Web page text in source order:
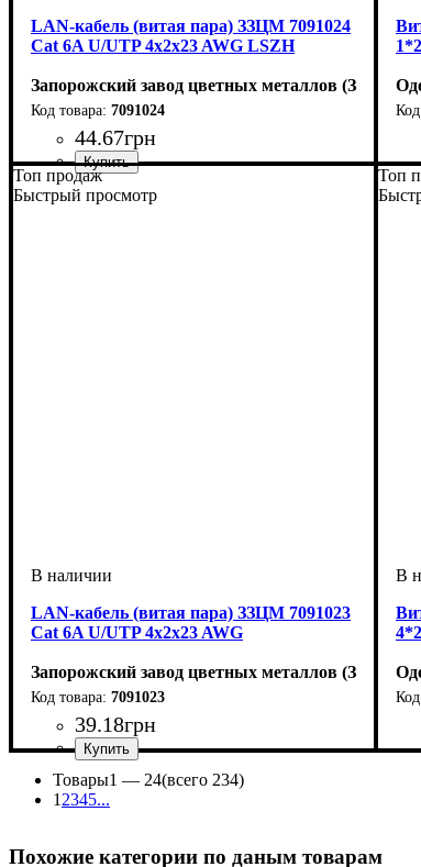
LAN-кабель (витая пара) ЗЗЦМ 7091024
Cat 6A U/UTP 4x2x23 AWG LSZH
Запорожский завод цветных металлов (ЗЗЦМ)
7091024
44.67грн
Категория
Тип: U/UTP
Оболочка
Топ продаж
Быстрый просмотр
LAN-кабель (витая пара) ЗЗЦМ 7091023
Cat 6A U/UTP 4x2x23 AWG
Запорожский завод цветных металлов (ЗЗЦМ)
7091023
39.18грн
Топ
Товары1 — 24(всего 234)
1 2345...
Похожие категории по даным товарам